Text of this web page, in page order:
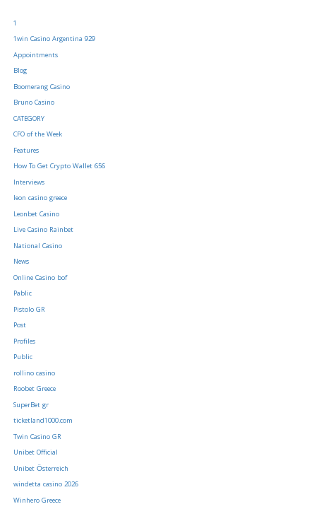
1
1win Casino Argentina 929
Appointments
Blog
Boomerang Casino
Bruno Casino
CATEGORY
CFO of the Week
Features
How To Get Crypto Wallet 656
Interviews
leon casino greece
Leonbet Casino
Live Casino Rainbet
National Casino
News
Online Casino bof
Pablic
Pistolo GR
Post
Profiles
Public
rollino casino
Roobet Greece
SuperBet gr
ticketland1000.com
Twin Casino GR
Unibet Official
Unibet Österreich
windetta casino 2026
Winhero Greece